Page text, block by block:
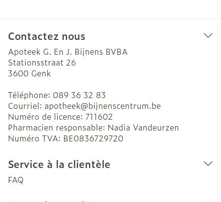
Contactez nous
Apoteek G. En J. Bijnens BVBA
Stationsstraat 26
3600 Genk
Téléphone: 089 36 32 83
Courriel: apotheek@bijnenscentrum.be
Numéro de licence: 711602
Pharmacien responsable: Nadia Vandeurzen
Numéro TVA: BE0836729720
Service à la clientèle
FAQ